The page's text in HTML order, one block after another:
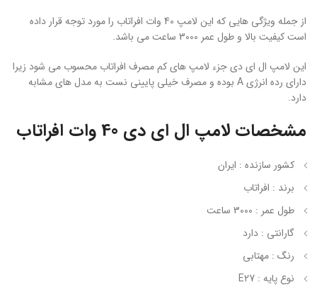
از جمله ویژگی هایی که این لامپ 40 وات افراتاب را مورد توجه قرار داده
است کیفیت بالا و طول عمر 3000 ساعت می باشد.
این لامپ ال ای دی جزء لامپ های کم مصرف افراتاب محسوب می شود زیرا
دارای رده انرژی A بوده و مصرف خیلی پایینی نست به مدل های مشابه
دارد.
مشخصات لامپ ال ای دی 40 وات افراتاب
کشور سازنده : ایران
برند : افراتاب
طول عمر : 3000 ساعت
گارانتی : دارد
رنگ : مهتابی
نوع پایه : E27